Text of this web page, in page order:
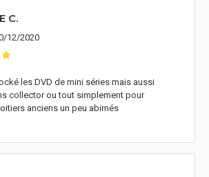
C.
12/2020
les DVD de mini séries mais aussi
collector ou tout simplement pour
anciens un peu abimés